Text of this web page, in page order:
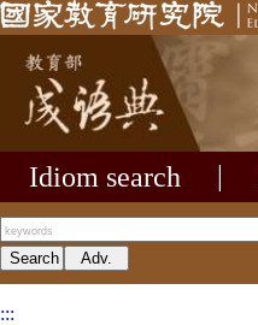
Idiom search
:::